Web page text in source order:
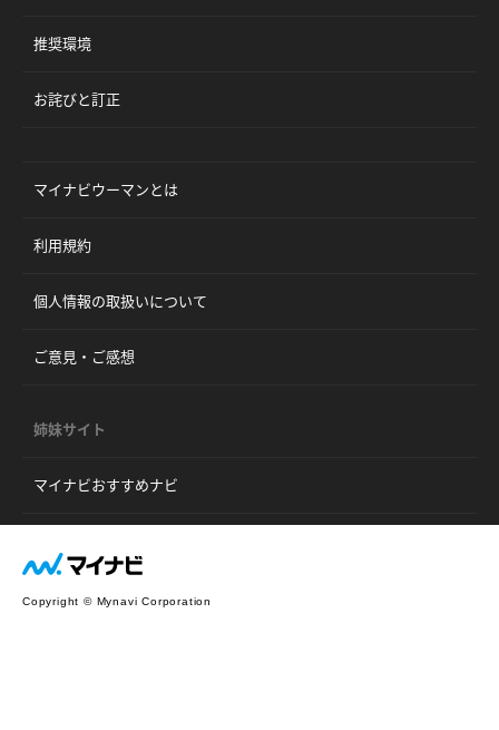
推奨環境
お詫びと訂正
マイナビウーマンとは
利用規約
個人情報の取扱いについて
ご意見・ご感想
姉妹サイト
マイナビおすすめナビ
Copyright © Mynavi Corporation